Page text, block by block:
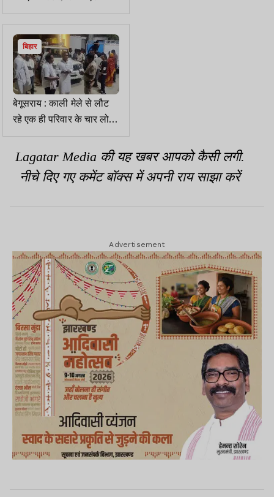
कंपनी गैंग का सरगना रंजन
पाठक भी ढेर
बिहार
बेगूसराय : काली मेले से लौट
रहे एक ही परिवार के चार लोगों
की ट्रेन से कटकर मौत
Lagatar Media की यह खबर आपको कैसी लगी.
नीचे दिए गए कमेंट बॉक्स में अपनी राय साझा करें
Advertisement